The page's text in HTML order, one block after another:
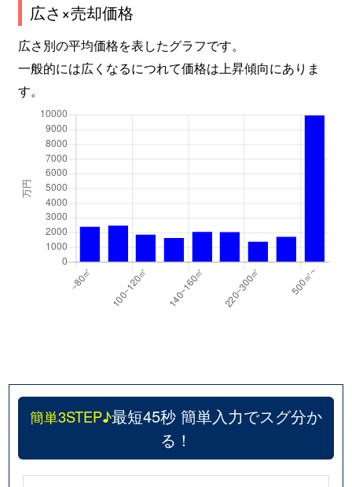
広さ×売却価格
広さ別の平均価格を表したグラフです。
一般的には広くなるにつれて価格は上昇傾向にありま
す。
簡単3STEP♪最短45秒 簡単入力でスグ分か
る！